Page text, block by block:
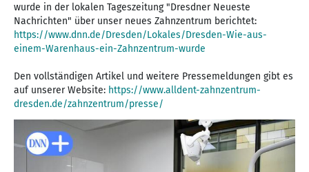
wurde in der lokalen Tageszeitung "Dresdner Neueste
Nachrichten" über unser neues Zahnzentrum berichtet:
https://www.dnn.de/Dresden/Lokales/Dresden-Wie-aus-
einem-Warenhaus-ein-Zahnzentrum-wurde
Den vollständigen Artikel und weitere Pressemeldungen gibt es
auf unserer Website: https://www.alldent-zahnzentrum-
dresden.de/zahnzentrum/presse/